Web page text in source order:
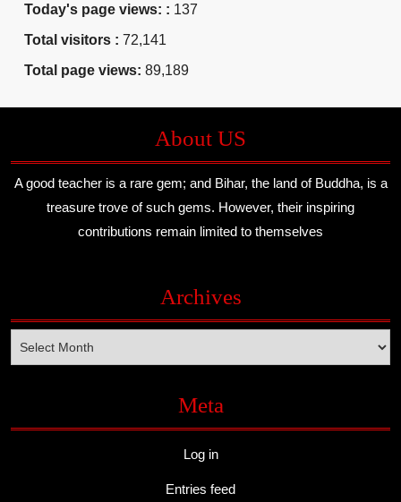
Today's page views: : 137
Total visitors : 72,141
Total page views: 89,189
About US
A good teacher is a rare gem; and Bihar, the land of Buddha, is a
treasure trove of such gems. However, their inspiring
contributions remain limited to themselves
Archives
Meta
Log in
Entries feed